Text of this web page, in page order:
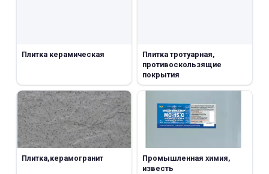
Плитка керамическая
Плитка тротуарная,
противоскользящие
покрытия
Плитка,керамогранит
Промышленная химия,
известь